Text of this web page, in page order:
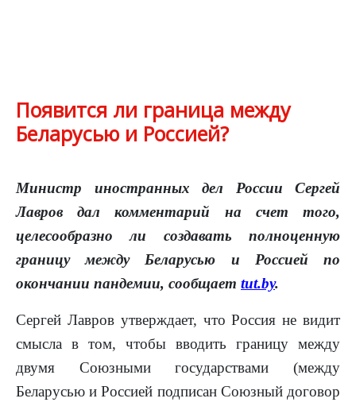
Появится ли граница между
Беларусью и Россией?
Министр иностранных дел России Сергей
Лавров дал комментарий на счет того,
целесообразно ли создавать полноценную
границу между Беларусью и Россией по
окончании пандемии, сообщает tut.by.
Сергей Лавров утверждает, что Россия не видит
смысла в том, чтобы вводить границу между
двумя Союзными государствами (между
Беларусью и Россией подписан Союзный договор